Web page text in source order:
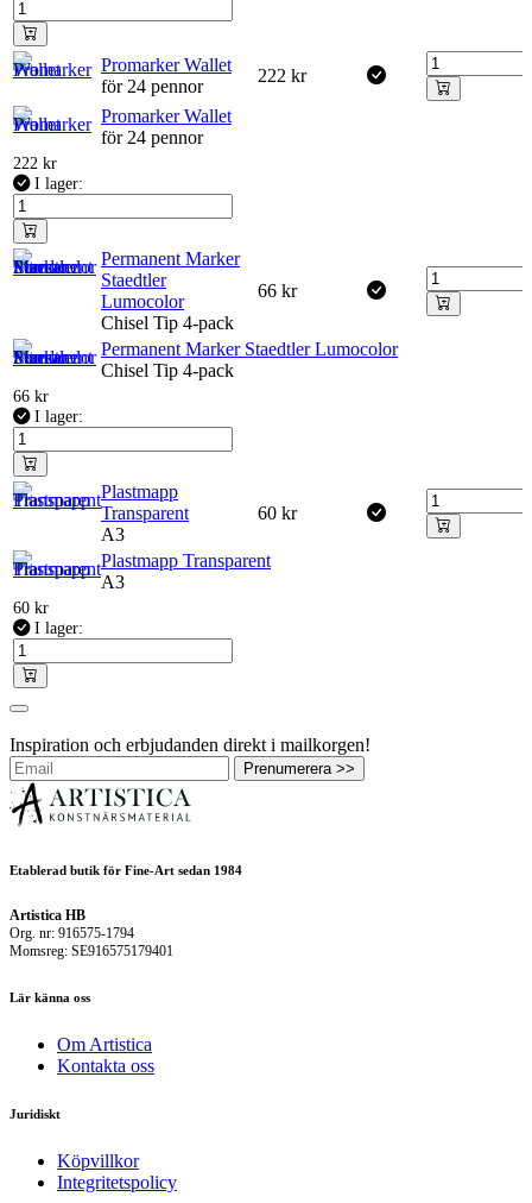
Promarker Wallet
för 24 pennor
222 kr
Promarker Wallet
för 24 pennor
222 kr
I lager:
Permanent Marker
Staedtler
Lumocolor
Chisel Tip 4-pack
66 kr
Permanent Marker Staedtler Lumocolor
Chisel Tip 4-pack
66 kr
I lager:
Plastmapp
Transparent
A3
60 kr
Plastmapp Transparent
A3
60 kr
I lager:
Inspiration och erbjudanden direkt i mailkorgen!
Prenumerera >>
Etablerad butik för Fine-Art sedan 1984
Artistica HB
Org. nr: 916575-1794
Momsreg: SE916575179401
Lär känna oss
Om Artistica
Kontakta oss
Juridiskt
Köpvillkor
Integritetspolicy